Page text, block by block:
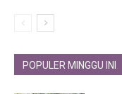
POPULER MINGGU INI